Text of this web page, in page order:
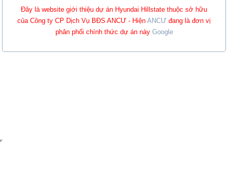
Đây là website giới thiệu dự án Hyundai Hillstate thuộc sở hữu
của Công ty CP Dịch Vụ BĐS ANCƯ - Hiện ANCƯ đang là đơn vị
phân phối chính thức dự án này Google